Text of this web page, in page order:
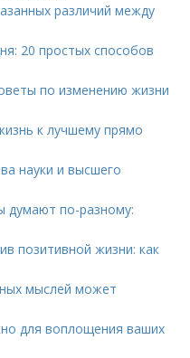
различий между
20 простых способов
по изменению жизни
к лучшему прямо
науки и высшего
по-разному:
позитивной жизни: как
мыслей может
для воплощения ваших